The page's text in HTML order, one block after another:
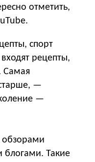
отметить,
спорт
рецепты,
Самая
—
—
обзорами
блогами. Такие